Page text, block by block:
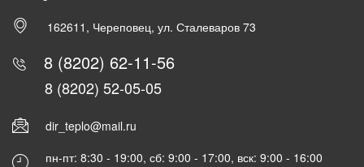
162611, Череповец, ул. Сталеваров 73
8 (8202) 62-11-56
8 (8202) 52-05-05
dir_teplo@mail.ru
пн-пт: 8:30 - 19:00, сб: 9:00 - 17:00, вск: 9:00 - 16:00